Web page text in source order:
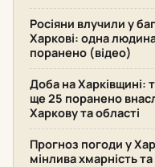
Росіяни влучили у
Харкові: одна
поранено (відео)
Доба на Харківщині:
ще 25 поранено
Харкову та області
Прогноз погоди у
мінлива хмарність